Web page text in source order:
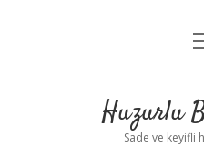
Huzurlu
Sade ve keyifli